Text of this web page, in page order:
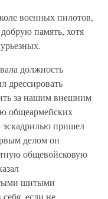
военных пилотов,
память, хотя
должность
дрессировать
за нашим внешним
общеармейских
пришел
делом он
общевойсковую
шитыми
если не